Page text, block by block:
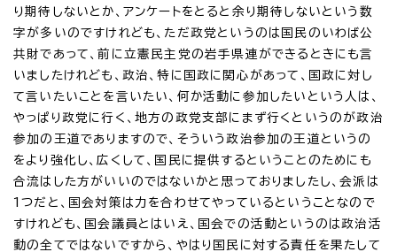
り期待しないとか、アンケートをとると余り期待しないという数
字が多いのですけれども、ただ政党というのは国民のいわば公
共財であって、前に立憲民主党の岩手県連ができるときにも言
いましたけれども、政治、特に国政に関心があって、国政に対し
て言いたいことを言いたい、何か活動に参加したいという人は、
やっぱり政党に行く、地方の政党支部にまず行くというのが政治
参加の王道でありますので、そういう政治参加の王道というの
をより強化し、広くして、国民に提供するということのためにも
合流はした方がいいのではないかと思っておりましたし、会派は
1つだと、国会対策は力を合わせてやっているということなので
すけれども、国会議員とはいえ、国会での活動というのは政治活
動の全てではないですから、やはり国民に対する責任を果たして